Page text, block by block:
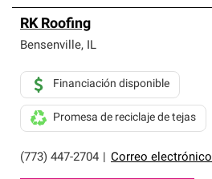
RK Roofing
Bensenville, IL
(773) 447-2704 Correo electrónico
Financiación disponible
Promesa de reciclaje de tejas